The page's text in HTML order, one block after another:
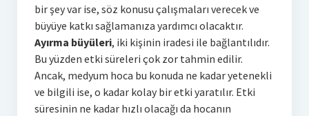
bir şey var ise, söz konusu çalışmaları verecek ve
büyüye katkı sağlamanıza yardımcı olacaktır.
Ayırma büyüleri, iki kişinin iradesi ile bağlantılıdır.
Bu yüzden etki süreleri çok zor tahmin edilir.
Ancak, medyum hoca bu konuda ne kadar yetenekli
ve bilgili ise, o kadar kolay bir etki yaratılır. Etki
süresinin ne kadar hızlı olacağı da hocanın